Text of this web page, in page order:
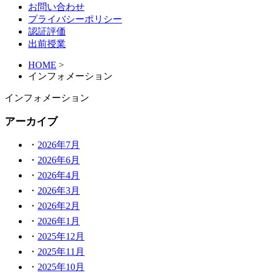
お問い合わせ
プライバシーポリシー
認証評価
出前授業
HOME >
インフォメーション
インフォメーション
アーカイブ
2026年7月
2026年6月
2026年4月
2026年3月
2026年2月
2026年1月
2025年12月
2025年11月
2025年10月